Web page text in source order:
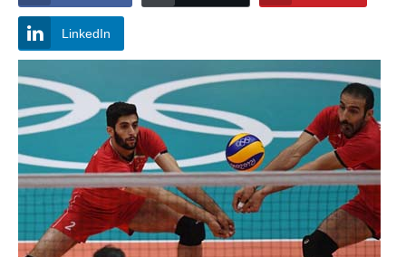
LinkedIn